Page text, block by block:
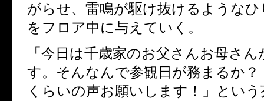
がらせ、雷鳴が駆け抜けるような
をフロア中に与えていく。
「今日は千歳家のお父さんお母さ
す。そんなんで参観日が務まるか
くらいの声お願いします！」とい